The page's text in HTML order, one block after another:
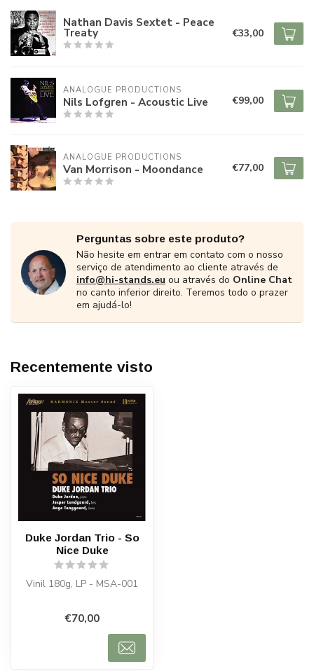
Nathan Davis Sextet - Peace
Treaty €33,00
ANALOGUE PRODUCTIONS
Nils Lofgren - Acoustic Live €99,00
ANALOGUE PRODUCTIONS
Van Morrison - Moondance €77,00
Perguntas sobre este produto?
Não hesite em entrar em contato com o nosso
serviço de atendimento ao cliente através de
info@hi-stands.eu ou através do Online Chat
no canto inferior direito. Teremos todo o prazer
em ajudá-lo!
Recentemente visto
Duke Jordan Trio - So
Nice Duke
Vinil 180g, LP - MSA-001
€70,00